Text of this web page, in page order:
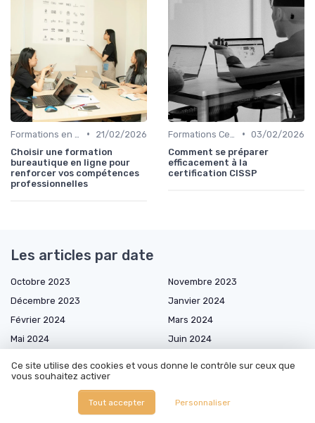
•
21/02/2026
Choisir une formation
bureautique en ligne pour
renforcer vos compétences
professionnelles
• 03/02/2026
Comment se préparer
efficacement à la
certification CISSP
Les articles par date
Octobre 2023
Novembre 2023
Décembre 2023
Janvier 2024
Février 2024
Mars 2024
Mai 2024
Juin 2024
Septembre 2024
Novembre 2024
Ce site utilise des cookies et vous donne le contrôle sur ceux que
vous souhaitez activer
Tout accepter Personnaliser